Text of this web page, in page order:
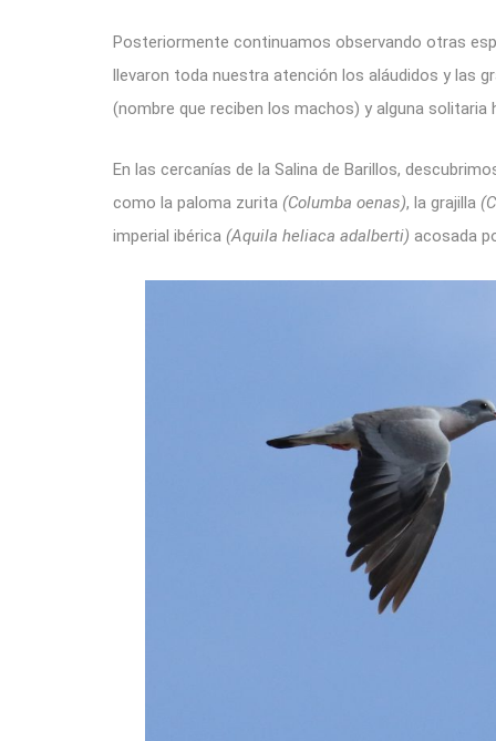
Posteriormente continuamos observando otras
llevaron toda nuestra atención los aláudidos y las
(nombre que reciben los machos) y alguna solitaria
En las cercanías de la Salina de Barillos,
como la paloma zurita (Columba oenas), la grajilla
imperial ibérica (Aquila heliaca adalberti) acosada